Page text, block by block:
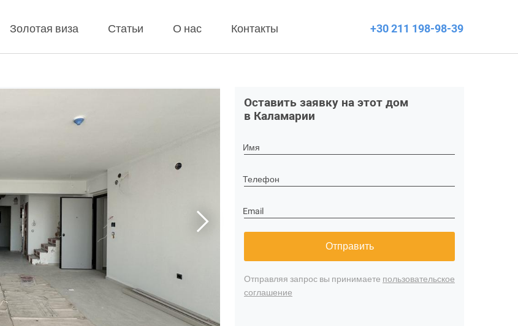
Золотая виза Статьи О нас Контакты +30 211 198-98-39
Оставить заявку на этот дом
в Каламарии
Имя
Телефон
Email
Отправить
Отправляя запрос вы принимаете пользовательское
соглашение